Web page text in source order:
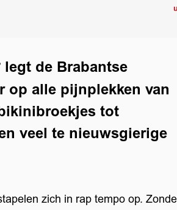
legt de Brabantse
op alle pijnplekken van
tot
veel te nieuwsgierige
zich in rap tempo op.